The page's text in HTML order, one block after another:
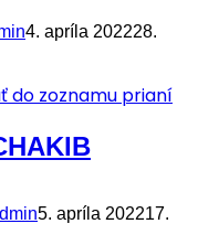
4. apríla 202228.
do zoznamu prianí
5. apríla 202217.